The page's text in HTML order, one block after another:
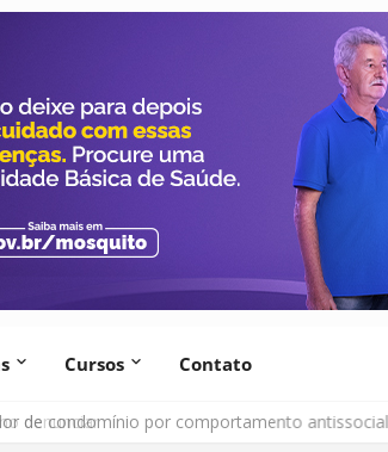
Cursos Contato
de condomínio por comportamento antissocial